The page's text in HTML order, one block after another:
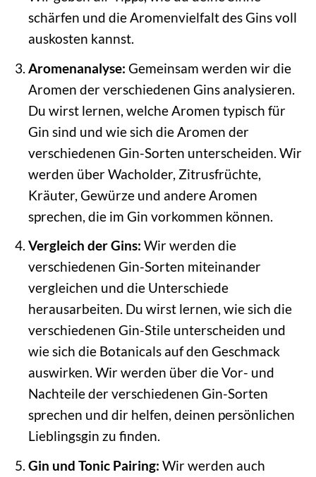
schärfen und die Aromenvielfalt des Gins voll
auskosten kannst.
Aromenanalyse: Gemeinsam werden wir die
Aromen der verschiedenen Gins analysieren.
Du wirst lernen, welche Aromen typisch für
Gin sind und wie sich die Aromen der
verschiedenen Gin-Sorten unterscheiden. Wir
werden über Wacholder, Zitrusfrüchte,
Kräuter, Gewürze und andere Aromen
sprechen, die im Gin vorkommen können.
Vergleich der Gins: Wir werden die
verschiedenen Gin-Sorten miteinander
vergleichen und die Unterschiede
herausarbeiten. Du wirst lernen, wie sich die
verschiedenen Gin-Stile unterscheiden und
wie sich die Botanicals auf den Geschmack
auswirken. Wir werden über die Vor- und
Nachteile der verschiedenen Gin-Sorten
sprechen und dir helfen, deinen persönlichen
Lieblingsgin zu finden.
Gin und Tonic Pairing: Wir werden auch